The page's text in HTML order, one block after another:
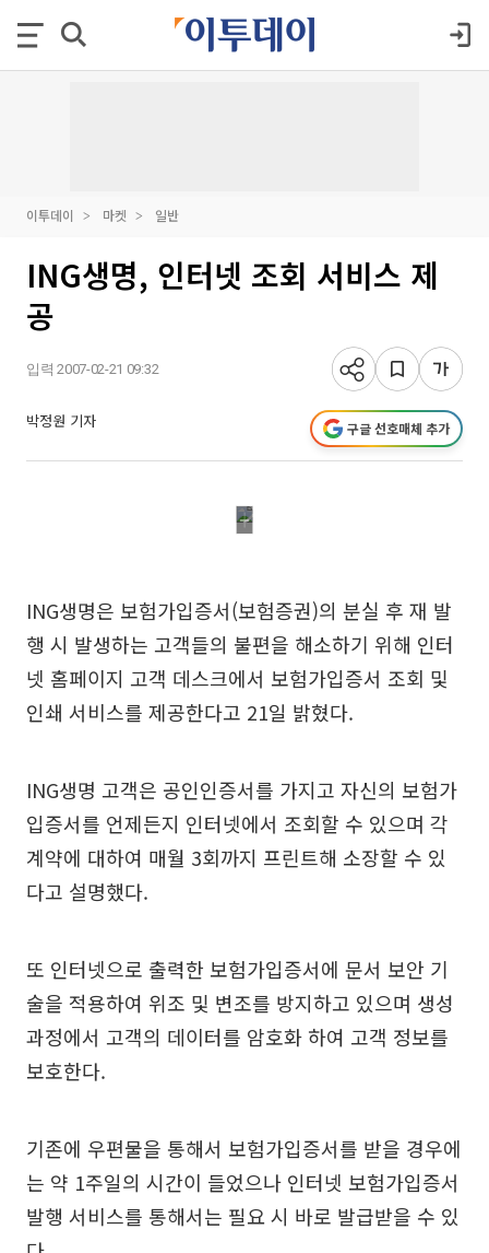
이투데이 마켓 일반
ING생명, 인터넷 조회 서비스 제
공
입력 2007-02-21 09:32
박정원 기자 구글 선호매체 추가
ING생명은 보험가입증서(보험증권)의 분실 후 재 발
행 시 발생하는 고객들의 불편을 해소하기 위해 인터
넷 홈페이지 고객 데스크에서 보험가입증서 조회 및
인쇄 서비스를 제공한다고 21일 밝혔다.
ING생명 고객은 공인인증서를 가지고 자신의 보험가
입증서를 언제든지 인터넷에서 조회할 수 있으며 각
계약에 대하여 매월 3회까지 프린트해 소장할 수 있
다고 설명했다.
또 인터넷으로 출력한 보험가입증서에 문서 보안 기
술을 적용하여 위조 및 변조를 방지하고 있으며 생성
과정에서 고객의 데이터를 암호화 하여 고객 정보를
보호한다.
기존에 우편물을 통해서 보험가입증서를 받을 경우에
는 약 1주일의 시간이 들었으나 인터넷 보험가입증서
발행 서비스를 통해서는 필요 시 바로 발급받을 수 있